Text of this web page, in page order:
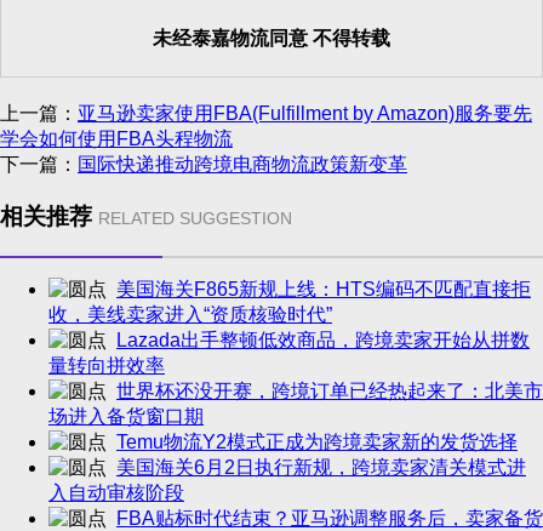
未经泰嘉物流同意 不得转载
上一篇： 亚马逊卖家使用FBA(Fulfillment by Amazon)服务要先
学会如何使用FBA头程物流
下一篇： 国际快递推动跨境电商物流政策新变革
相关推荐 RELATED SUGGESTION
美国海关F865新规上线：HTS编码不匹配直接拒
收，美线卖家进入“资质核验时代”
Lazada出手整顿低效商品，跨境卖家开始从拼数
量转向拼效率
世界杯还没开赛，跨境订单已经热起来了：北美市
场进入备货窗口期
Temu物流Y2模式正成为跨境卖家新的发货选择
美国海关6月2日执行新规，跨境卖家清关模式进
入自动审核阶段
FBA贴标时代结束？亚马逊调整服务后，卖家备货